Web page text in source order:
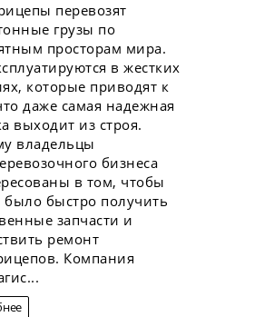
перевозят
грузы по
просторам мира.
в жестких
которые приводят к
даже самая надежная
выходит из строя.
владельцы
бизнеса
в том, чтобы
быстро получить
запчасти и
ремонт
Компания